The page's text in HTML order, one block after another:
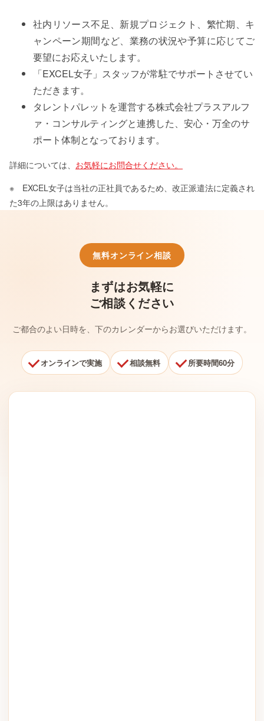
社内リソース不足、新規プロジェクト、繁忙期、キ
ャンペーン期間など、業務の状況や予算に応じてご
要望にお応えいたします。
「EXCEL女子」スタッフが常駐でサポートさせてい
ただきます。
タレントパレットを運営する株式会社プラスアルフ
ァ・コンサルティングと連携した、安心・万全のサ
ポート体制となっております。
詳細については、 お気軽にお問合せください。
※ EXCEL女子は当社の正社員であるため、改正派遣法に定義され
た3年の上限はありません。
無料オンライン相談
まずはお気軽に
ご相談ください
ご都合のよい日時を、下のカレンダーからお選びいただけます。
オンラインで実施 相談無料 所要時間60分